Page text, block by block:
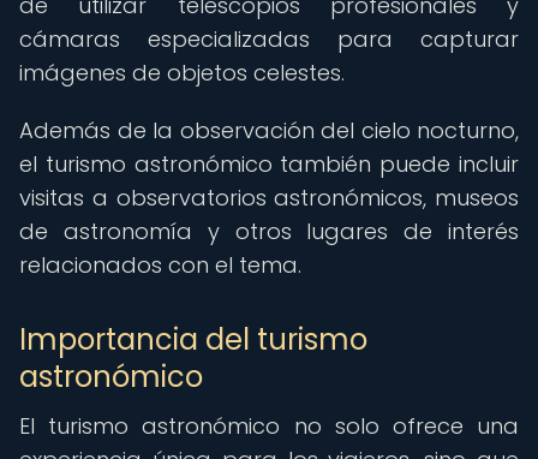
cámaras especializadas para capturar
imágenes de objetos celestes.
Además de la observación del cielo nocturno,
el turismo astronómico también puede incluir
visitas a observatorios astronómicos, museos
de astronomía y otros lugares de interés
relacionados con el tema.
Importancia del turismo
astronómico
El turismo astronómico no solo ofrece una